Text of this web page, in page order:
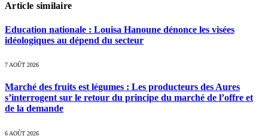
Article similaire
Education nationale : Louisa Hanoune dénonce les visées
idéologiques au dépend du secteur
7 AOÛT 2026
Marché des fruits est légumes : Les producteurs des Aures
s’interrogent sur le retour du principe du marché de l’offre et
de la demande
6 AOÛT 2026